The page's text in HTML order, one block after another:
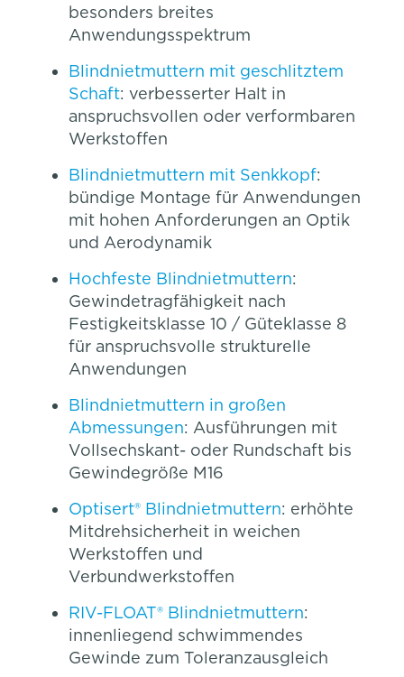
besonders breites
Anwendungsspektrum
Blindnietmuttern mit geschlitztem
Schaft: verbesserter Halt in
anspruchsvollen oder verformbaren
Werkstoffen
Blindnietmuttern mit Senkkopf:
bündige Montage für Anwendungen
mit hohen Anforderungen an Optik
und Aerodynamik
Hochfeste Blindnietmuttern:
Gewindetragfähigkeit nach
Festigkeitsklasse 10 / Güteklasse 8
für anspruchsvolle strukturelle
Anwendungen
Blindnietmuttern in großen
Abmessungen: Ausführungen mit
Vollsechskant- oder Rundschaft bis
Gewindegröße M16
Optisert® Blindnietmuttern: erhöhte
Mitdrehsicherheit in weichen
Werkstoffen und
Verbundwerkstoffen
RIV-FLOAT® Blindnietmuttern:
innenliegend schwimmendes
Gewinde zum Toleranzausgleich